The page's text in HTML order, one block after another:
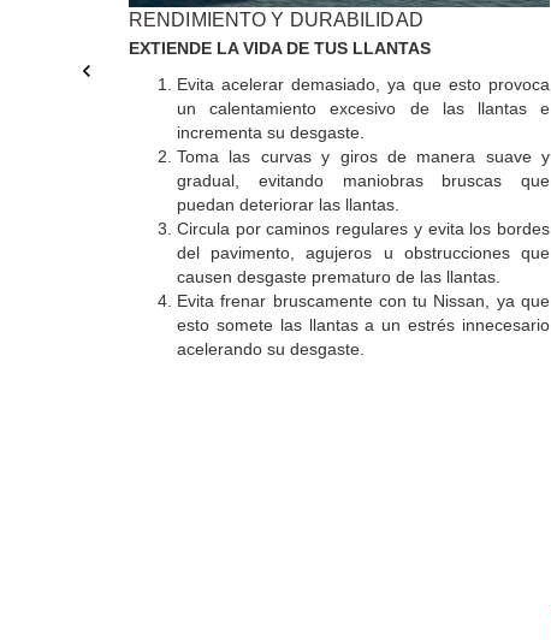
RENDIMIENTO Y DURABILIDAD
EXTIENDE LA VIDA DE TUS LLANTAS
Evita acelerar demasiado, ya que esto provoca
un calentamiento excesivo de las llantas e
incrementa su desgaste.
Toma las curvas y giros de manera suave y
gradual, evitando maniobras bruscas que
puedan deteriorar las llantas.
Circula por caminos regulares y evita los bordes
del pavimento, agujeros u obstrucciones que
causen desgaste prematuro de las llantas.
Evita frenar bruscamente con tu Nissan, ya que
esto somete las llantas a un estrés innecesario
acelerando su desgaste.